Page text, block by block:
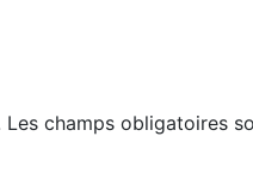
Les champs obligatoires